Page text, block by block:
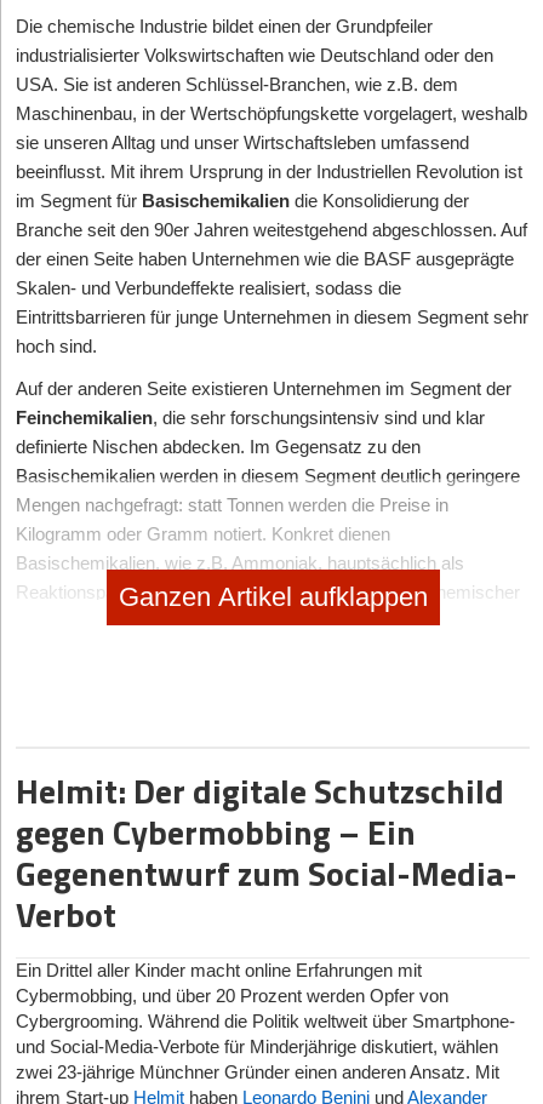
Die chemische Industrie bildet einen der Grundpfeiler
industrialisierter Volkswirtschaften wie Deutschland oder den
USA. Sie ist anderen Schlüssel-Branchen, wie z.B. dem
Maschinenbau, in der Wertschöpfungskette vorgelagert, weshalb
sie unseren Alltag und unser Wirtschaftsleben umfassend
beeinflusst. Mit ihrem Ursprung in der Industriellen Revolution ist
im Segment für Basischemikalien die Konsolidierung der
Branche seit den 90er Jahren weitestgehend abgeschlossen. Auf
der einen Seite haben Unternehmen wie die BASF ausgeprägte
Skalen- und Verbundeffekte realisiert, sodass die
Eintrittsbarrieren für junge Unternehmen in diesem Segment sehr
hoch sind.
Auf der anderen Seite existieren Unternehmen im Segment der
Feinchemikalien, die sehr forschungsintensiv sind und klar
definierte Nischen abdecken. Im Gegensatz zu den
Basischemikalien werden in diesem Segment deutlich geringere
Mengen nachgefragt: statt Tonnen werden die Preise in
Kilogramm oder Gramm notiert. Konkret dienen
Basischemikalien, wie z.B. Ammoniak, hauptsächlich als
Reaktionspartner für die Herstellung nachgelagerter chemischer
Erzeugnisse. Im Gegensatz dazu haben Feinchemikalien meist
jedoch eine Produktdifferenzierung kaum realisierbar ist, erreicht
man im Feinchemikalienmarkt eine herausgehobene
Wettbewerbsposition durch eine technologische und Know-how-
getriebene Vorreiterrolle. In diesem forschungsintensiven
Segment rentieren sich niedrigere Margenpreise
dementsprechend nicht. Daraus wird erkennbar, dass sich die
vom Marktsegment stark unterscheiden können.
Paradigmen- und Perspektivwechsel notwendig
Die großen Barrieren unserer Zeit vom Klimawandel bis hin zur
Ganzen Artikel aufklappen
Helmit: Der digitale Schutzschild
gegen Cybermobbing – Ein
Gegenentwurf zum Social-Media-
Verbot
Ein Drittel aller Kinder macht online Erfahrungen mit
Cybermobbing, und über 20 Prozent werden Opfer von
Cybergrooming. Während die Politik weltweit über Smartphone-
und Social-Media-Verbote für Minderjährige diskutiert, wählen
zwei 23-jährige Münchner Gründer einen anderen Ansatz. Mit
ihrem Start-up Helmit haben Leonardo Benini und Alexander